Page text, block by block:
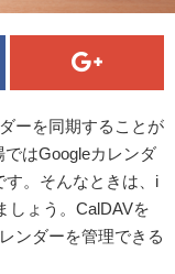
ーを同期することが
はGoogleカレンダ
す。そんなときは、i
しょう。CalDAVを
ンダーを管理できる